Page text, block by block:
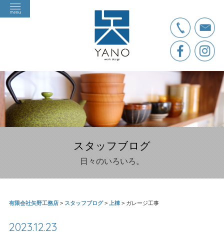
スタッフブログ
日々のいろいろ。
有限会社矢野工務店> スタッフブログ> 上棟> ガレージ工事
2023.12.23